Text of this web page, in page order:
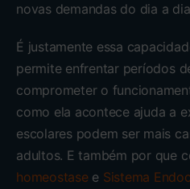
novas demandas do dia a
É justamente essa
permite enfrentar períodos
comprometer o
como ela acontece ajuda a
escolares podem ser mais
adultos. E também por que
homeostasee Sistema